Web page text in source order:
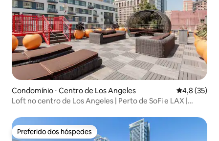
Condomínio ⋅ Centro de Los Angeles 4,8 de uma
4,8 (35)
Loft no centro de Los Angeles | Perto de SoFi e LAX |
Preferido dos hóspedes
Preferido dos hóspedes